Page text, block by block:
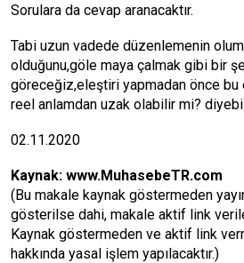
Sorulara da cevap aranacaktır.
Tabi uzun vadede düzenlemenin
olduğunu,göle maya çalmak gibi bir
göreceğiz,eleştiri yapmadan önce bu
reel anlamdan uzak olabilir mi?
02.11.2020
Kaynak: www.MuhasebeTR.com
(Bu makale kaynak göstermeden
gösterilse dahi, makale aktif link
Kaynak göstermeden ve aktif link
hakkında yasal işlem yapılacaktır.)